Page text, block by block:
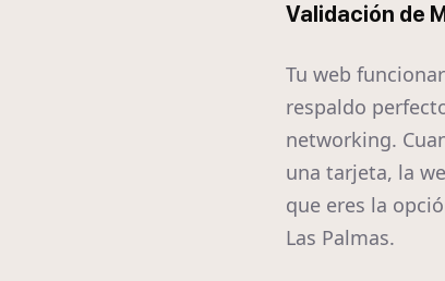
Validación de
Tu web
respaldo
networking.
una tarjeta, la
que eres la
Las Palmas.